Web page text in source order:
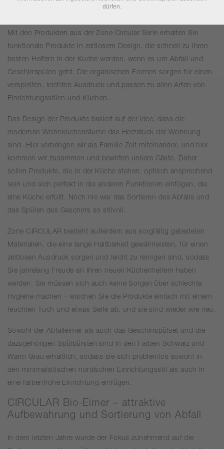
Mit den Produkten aus der Zone Circular Serie erhalten Sie
funktionale Produkte in zeitlosem Design, die schnell zu Ihren
besten Helfern in der Küche werden, wenn es um Abfall und
Geschirrspülen geht. Die organischen Formen sorgen für einen
verspielten, leichten Ausdruck und passen zu allen Arten von
Einrichtungsstilen und Küchen.
Das Design der Produkte basiert auf der Idee, dass die
modernen Wohnküchenräume das Herzstück der Wohnung
sind. Hier verbringen wir als Familie Zeit miteinander, und hier
kommen wir zusammen und bewirten unsere Gäste. Daher
sollen Produkte, die in der Küche stehen, optisch ansprechend
sein und sich perfekt in die anderen Funktionen einfügen, die
eine Küche erfüllt. Noch nie war das Sortieren des Abfalls und
das Spülen des Geschirrs so stilvoll.
Zone CIRCULAR besteht außerdem aus sorgfältig getesteten
Materialien, die eine lange Haltbarkeit gewährleisten, für einen
zeitlosen Ausdruck sorgen und leicht zu reinigen sind, sodass
Sie jahrelang Freude an Ihren neuen Küchenhelfern haben
werden. Sie müssen sich auch keine Sorgen über schlechte
Hygiene machen – wischen Sie die Produkte einfach mit einem
feuchten Tuch und etwas Seife ab, und sie sind wieder wie neu.
Sowohl der Abfalleimer als auch das Geschirrspülset und die
dazugehörigen Spülbürsten sind in den Farben Schwarz und
Warm Grau erhältlich, sodass sie sich problemlos sowohl in
den minimalistischen nordischen Einrichtungsstil als auch in
eine farbenfrohe Einrichtung einfügen.
CIRCULAR Bio-Eimer – attraktive
Aufbewahrung und Sortierung von Abfall
In dem letzten Jahre wurde der Fokus zunehmend auf die
dürfen.